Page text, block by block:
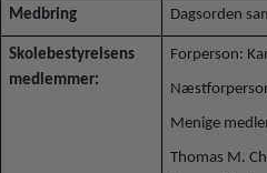
Medbring Dagsorden
Skolebestyrelsens
medlemmer:
Forperson:
Menige
Thomas M.